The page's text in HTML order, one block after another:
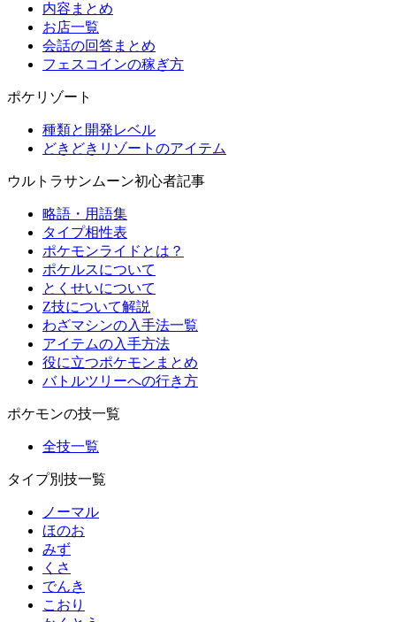
内容まとめ
お店一覧
会話の回答まとめ
フェスコインの稼ぎ方
ポケリゾート
種類と開発レベル
どきどきリゾートのアイテム
ウルトラサンムーン初心者記事
略語・用語集
タイプ相性表
ポケモンライドとは？
ポケルスについて
とくせいについて
Z技について解説
わざマシンの入手法一覧
アイテムの入手方法
役に立つポケモンまとめ
バトルツリーへの行き方
ポケモンの技一覧
全技一覧
タイプ別技一覧
ノーマル
ほのお
みず
くさ
でんき
こおり